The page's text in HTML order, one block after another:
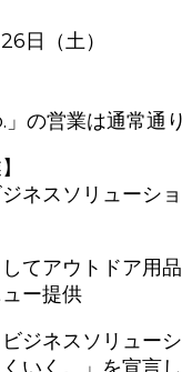
日（土）
営業は通常通り
ネスソリューシ
てアウトドア用
ー提供
ジネスソリュー